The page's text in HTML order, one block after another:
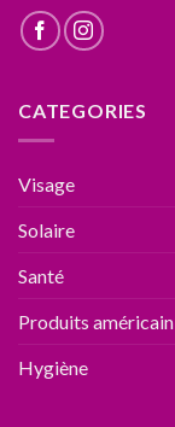
CATEGORIES
Visage
Solaire
Santé
Produits américain
Hygiène